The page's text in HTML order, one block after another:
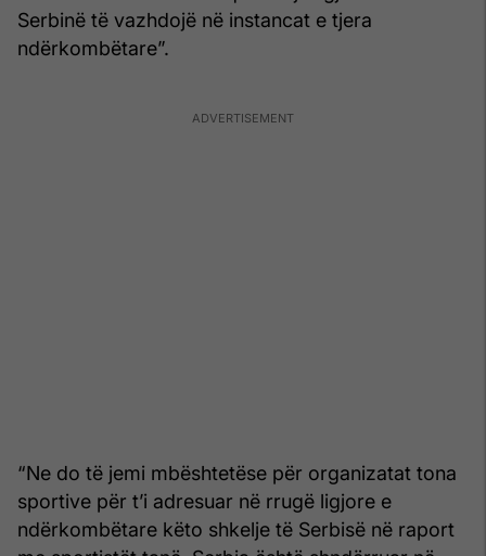
Serbinë të vazhdojë në instancat e tjera
ndërkombëtare”.
“Ne do të jemi mbështetëse për organizatat tona
sportive për t’i adresuar në rrugë ligjore e
ndërkombëtare këto shkelje të Serbisë në raport